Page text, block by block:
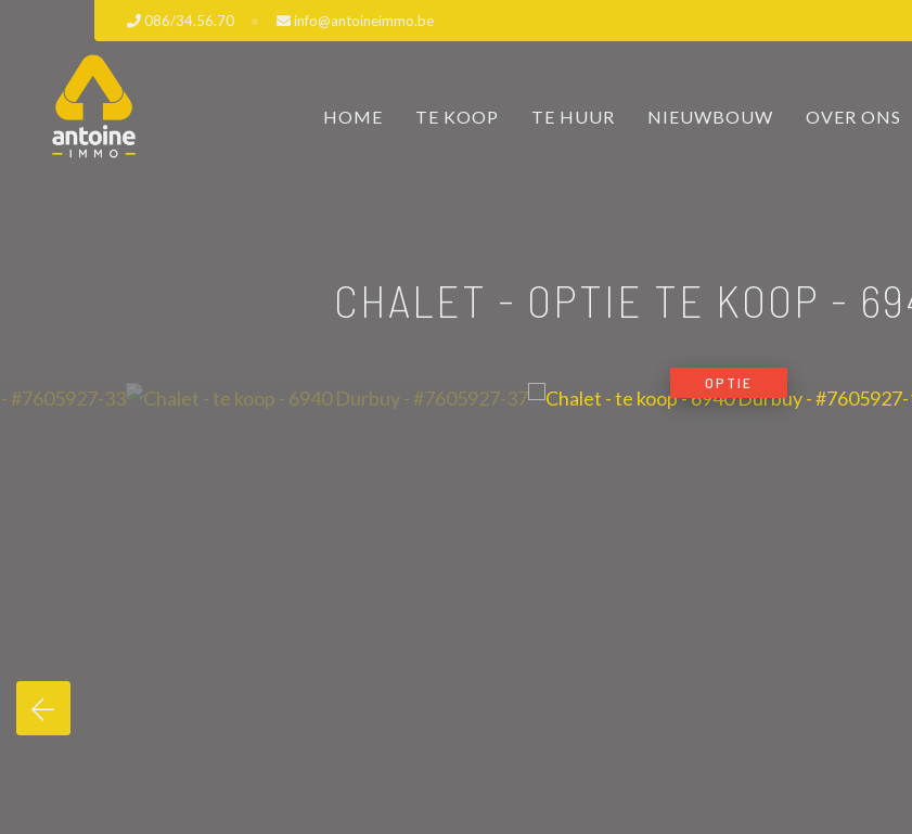
086/34.56.70 info@antoineimmo.be
HOME TE KOOP TE HUUR NIEUWBOUW OVER ONS
CHALET - OPTIE TE KOOP -
OPTIE